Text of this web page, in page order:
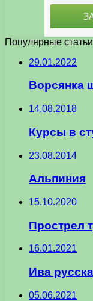
Популярные статьи
29.01.2022
Ворсянка
14.08.2018
Курсы в
23.08.2014
Альпиния
15.10.2020
Прострел
16.01.2021
Ива
05.06.2021